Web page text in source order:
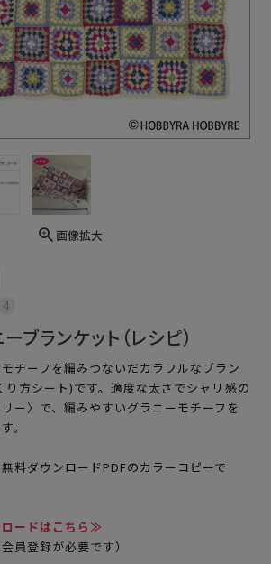
画像拡大
ブランケット（レシピ）
チーフを編みつないだカラフルなブラン
り方シート)です。適度な太さでシャリ感の
ー〉で、編みやすいグラニーモチーフを
。
料ダウンロードPDFのカラーコピーで
ードはこちら≫
員登録が必要です）